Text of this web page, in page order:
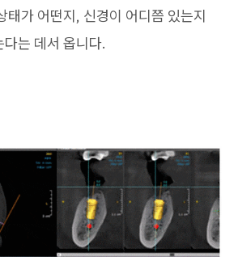
태가 어떤지, 신경이 어디쯤 있는지
는 데서 옵니다.